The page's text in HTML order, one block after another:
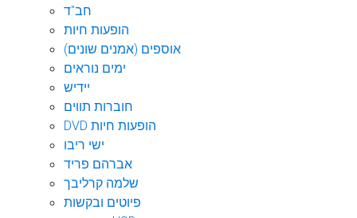
חב"ד
הופעות חיות
אוספים (אמנים שונים)
ימים נוראים
יידיש
חוברות תווים
DVD הופעות חיות
ישי ריבו
אברהם פריד
שלמה קרליבך
פיוטים ובקשות